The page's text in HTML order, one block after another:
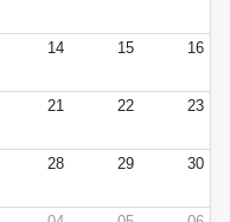
14 15 16
21 22 23
28 29 30